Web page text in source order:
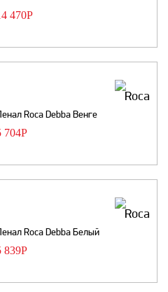
470Р
Roca Debba Венге
704Р
Roca Debba Белый
839Р